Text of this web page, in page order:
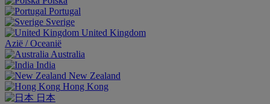
Portugal
Sverige
United Kingdom
Aziё / Oceaniё
Australia
India
New Zealand
Hong Kong
日本